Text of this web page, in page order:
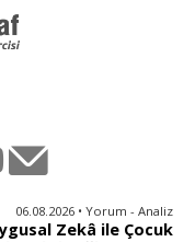
06.08.2026 • Yorum - Analiz
Zekâ ile Çocuk